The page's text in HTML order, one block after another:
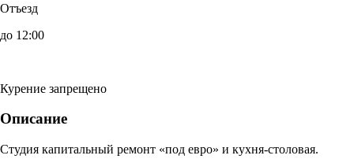
Отъезд
до 12:00
Курение запрещено
Описание
Студия капитальный ремонт «под евро» и кухня-столовая.